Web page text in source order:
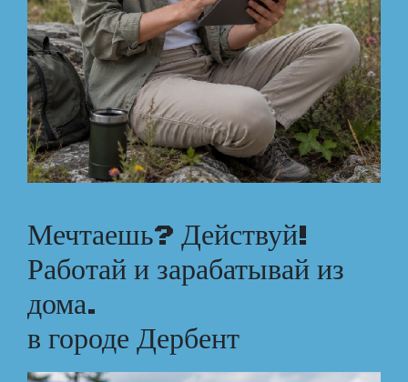
Мечтаешь? Действуй!
Работай и зарабатывай из
дома.
в городе Дербент